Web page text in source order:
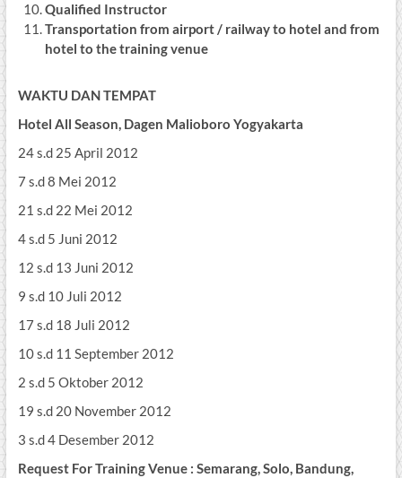
Qualified Instructor
Transportation from airport / railway to hotel and from
hotel to the training venue
WAKTU DAN TEMPAT
Hotel All Season, Dagen Malioboro Yogyakarta
24 s.d 25 April 2012
7 s.d 8 Mei 2012
21 s.d 22 Mei 2012
4 s.d 5 Juni 2012
12 s.d 13 Juni 2012
9 s.d 10 Juli 2012
17 s.d 18 Juli 2012
10 s.d 11 September 2012
2 s.d 5 Oktober 2012
19 s.d 20 November 2012
3 s.d 4 Desember 2012
Request For Training Venue : Semarang, Solo, Bandung,